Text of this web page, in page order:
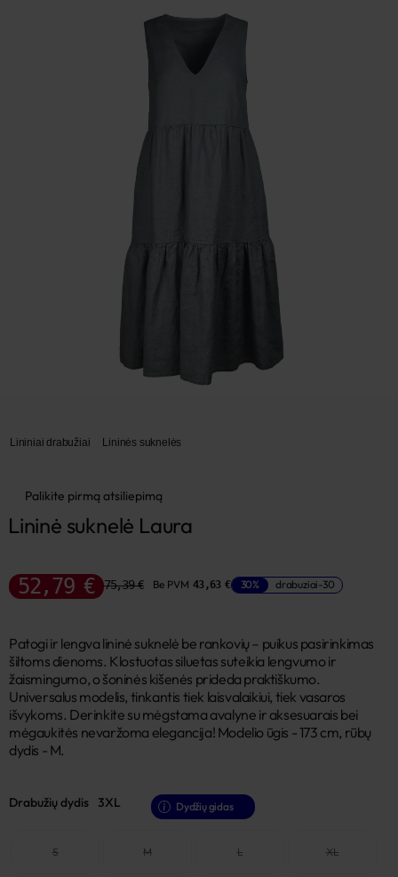
Lininiai drabužiai Lininės suknelės
Palikite pirmą atsiliepimą
Lininė suknelė Laura
52,79 € 75,39 € Be PVM 43,63 € 30% drabuziai-30
Patogi ir lengva lininė suknelė be rankovių – puikus pasirinkimas
šiltoms dienoms. Klostuotas siluetas suteikia lengvumo ir
žaismingumo, o šoninės kišenės prideda praktiškumo.
Universalus modelis, tinkantis tiek laisvalaikiui, tiek vasaros
išvykoms. Derinkite su mėgstama avalyne ir aksesuarais bei
mėgaukitės nevaržoma elegancija! Modelio ūgis - 173 cm, rūbų
dydis - M.
Drabužių dydis 3XL Dydžių gidas
S M L XL